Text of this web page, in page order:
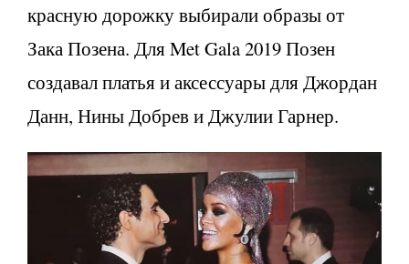
красную дорожку выбирали образы от
Зака Позена. Для Met Gala 2019 Позен
создавал платья и аксессуары для Джордан
Данн, Нины Добрев и Джулии Гарнер.